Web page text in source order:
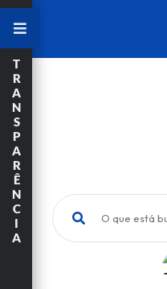
O que está buscando?
T
R
A
N
S
P
A
R
Ê
N
C
I
A